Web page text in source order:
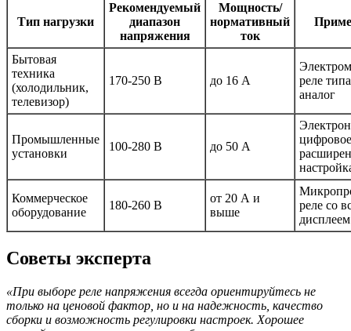
Тип нагрузки
Рекомендуемый
диапазон
напряжения
Мощность/
нормативный
ток
Бытовая
техника
(холодильник,
телевизор)
170-250 В до 16 А
реле
аналог
Промышленные
установки
100-280 В до 50 А
Коммерческое
оборудование
180-260 В
от 20 А и
выше
реле со
дисплеем
Советы эксперта
«При выборе реле напряжения всегда ориентируйтесь не
только на ценовой фактор, но и на надежность, качество
сборки и возможность регулировки настроек. Хорошее